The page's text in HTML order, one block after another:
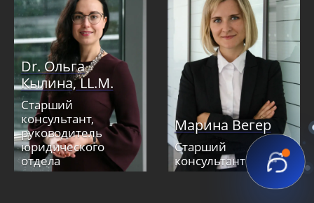
Dr. Ольга
Кылина, LL.M.
Старший
консультант,
руководитель
юридического
отдела
Марина Вегер
Старший
консультант